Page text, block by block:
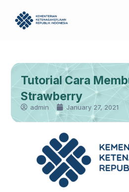
content
Tutorial Cara
Strawberry
admin January 27, 2021